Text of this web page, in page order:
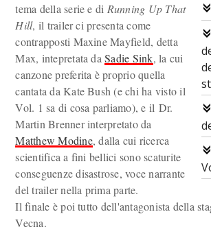
tema della serie e di Running Up That
Hill, il trailer ci presenta come
contrapposti Maxine Mayfield, detta
Max, intepretata daSadie Sink, la cui
canzone preferita è proprio quella
cantata da Kate Bush (e chi ha visto il
Vol. 1 sa di cosa parliamo), e il Dr.
Martin Brenner interpretato da
Matthew Modine, dalla cui ricerca
scientifica a fini bellici sono scaturite
conseguenze disastrose, voce narrante
del trailer nella prima parte.
Il finale è poi tutto dell'antagonista della
Vecna.